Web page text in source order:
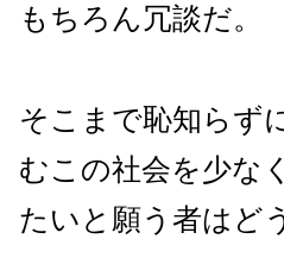
もちろん冗談だ。
そこまで恥知らず
むこの社会を少な
たいと願う者はど